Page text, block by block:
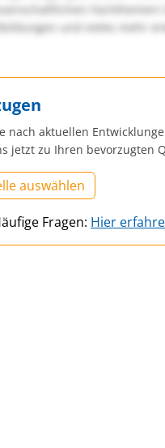
und vieles mehr
nach aktuellen
jetzt zu Ihren bevorzugten
auswählen
Fragen: Hier